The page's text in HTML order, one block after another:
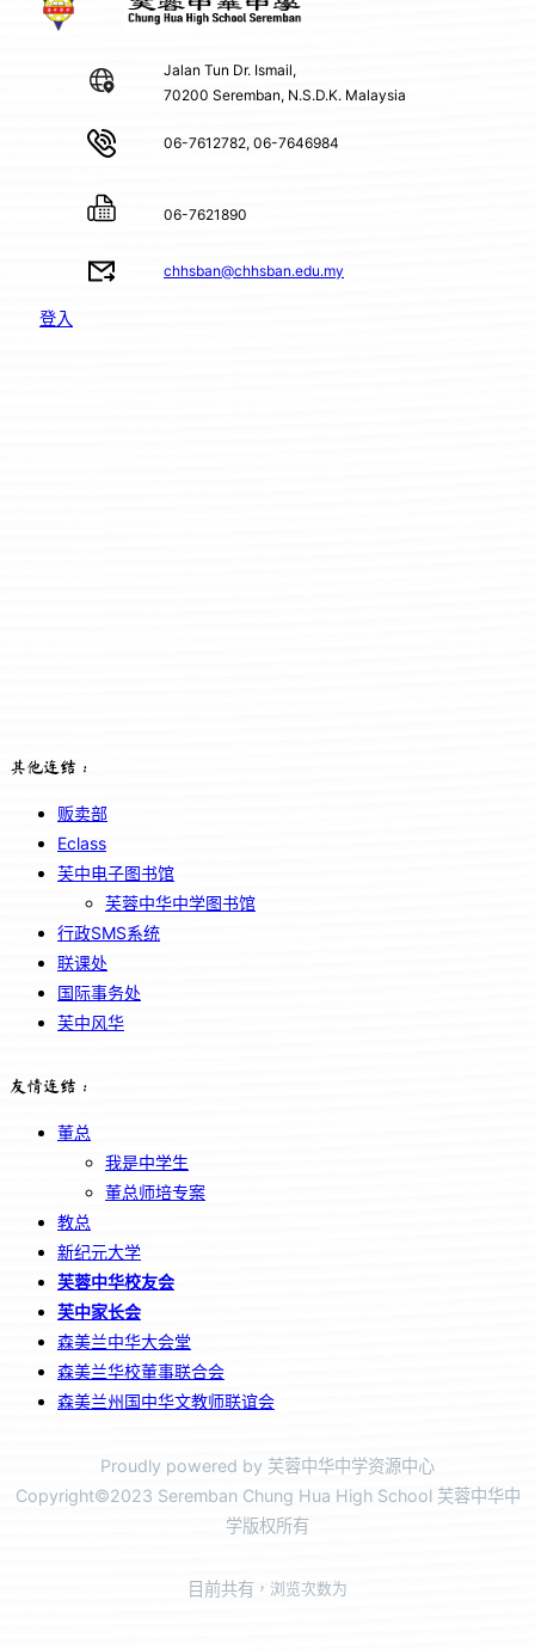
Jalan Tun Dr. Ismail,
70200 Seremban, N.S.D.K. Malaysia
06-7612782, 06-7646984
06-7621890
chhsban@chhsban.edu.my
登入
其他连结：
贩卖部
Eclass
芙中电子图书馆
芙蓉中华中学图书馆
行政SMS系统
联课处
国际事务处
芙中风华
友情连结：
董总
我是中学生
董总师培专案
教总
新纪元大学
芙蓉中华校友会
芙中家长会
森美兰中华大会堂
森美兰华校董事联合会
森美兰州国中华文教师联谊会
Proudly powered by 芙蓉中华中学资源中心
Copyright©2023 Seremban Chung Hua High School 芙蓉中华中
学版权所有
目前共有 ，浏览次数为